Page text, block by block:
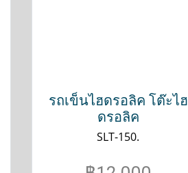
รถเข็นไฮดรอลิค โต๊ะไฮ
ดรอลิค
SLT-150.